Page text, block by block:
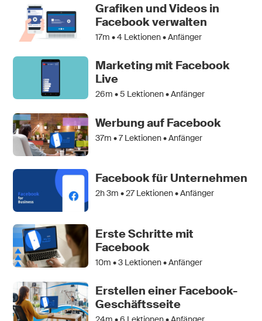
Grafiken und Videos in
Facebook verwalten
17m •4 Lektionen • Anfänger
Marketing mit Facebook
Live
26m •5 Lektionen • Anfänger
Werbung auf Facebook
37m •7Lektionen • Anfänger
Facebook für Unternehmen
2h 3m •27Lektionen • Anfänger
Erste Schritte mit
Facebook
10m •3 Lektionen • Anfänger
Erstellen einer Facebook-
Geschäftsseite